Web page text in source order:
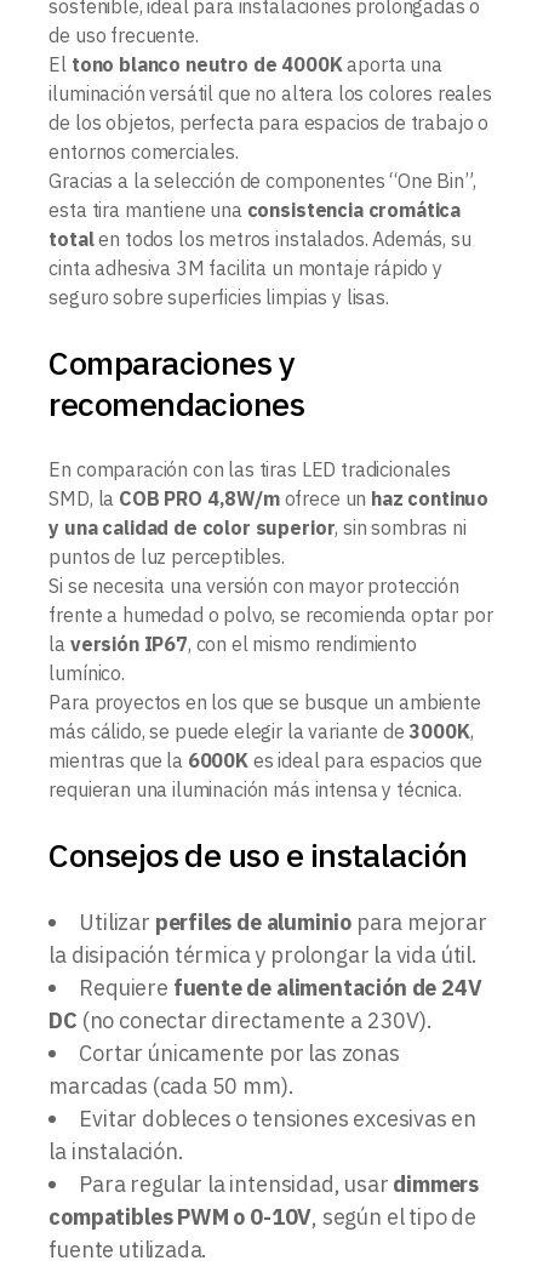
sostenible, ideal para instalaciones prolongadas o
de uso frecuente.
El tono blanco neutro de 4000K aporta una
iluminación versátil que no altera los colores reales
de los objetos, perfecta para espacios de trabajo o
entornos comerciales.
Gracias a la selección de componentes “One Bin”,
esta tira mantiene una consistencia cromática
totalen todos los metros instalados. Además, su
cinta adhesiva 3M facilita un montaje rápido y
seguro sobre superficies limpias y lisas.
Comparaciones y
recomendaciones
En comparación con las tiras LED tradicionales
SMD, la COB PRO 4,8W/mofrece un haz continuo
y una calidad de color superior, sin sombras ni
puntos de luz perceptibles.
Si se necesita una versión con mayor protección
frente a humedad o polvo, se recomienda optar por
la versión IP67, con el mismo rendimiento
lumínico.
Para proyectos en los que se busque un ambiente
más cálido, se puede elegir la variante de 3000K,
mientras que la 6000K es ideal para espacios que
requieran una iluminación más intensa y técnica.
Consejos de uso e instalación
Utilizar perfiles de aluminio para mejorar
la disipación térmica y prolongar la vida útil.
Requiere fuente de alimentación de 24V
DC (no conectar directamente a 230V).
Cortar únicamente por las zonas
marcadas (cada 50 mm).
Evitar dobleces o tensiones excesivas en
la instalación.
Para regular la intensidad, usar dimmers
compatibles PWM o 0-10V, según el tipo de
fuente utilizada.